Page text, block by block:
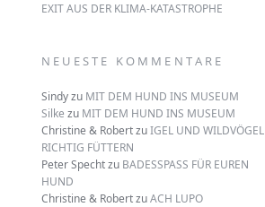
EXIT AUS DER KLIMA-KATASTROPHE
NEUESTE KOMMENTARE
Sindyzu MIT DEM HUND INS MUSEUM
Silke zu MIT DEM HUND INS MUSEUM
Christine & RobertzuIGEL UND WILDVÖGEL
RICHTIG FÜTTERN
Peter Spechtzu BADESSPASS FÜR EUREN
HUND
Christine & RobertzuACH LUPO